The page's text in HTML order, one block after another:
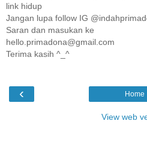
link hidup
Jangan lupa follow IG
Saran dan masukan ke
hello.primadona@gmail.com
Terima kasih ^_^
‹ Home
View web